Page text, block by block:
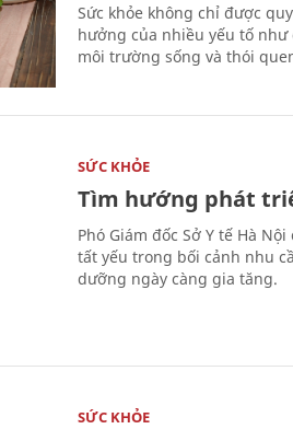
Sức khỏe không chỉ được
hưởng của nhiều yếu tố
môi trường sống và thói
SỨC KHỎE
Tìm hướng phát
Phó Giám đốc Sở Y tế Hà
tất yếu trong bối cảnh nhu
dưỡng ngày càng gia tăng.
SỨC KHỎE